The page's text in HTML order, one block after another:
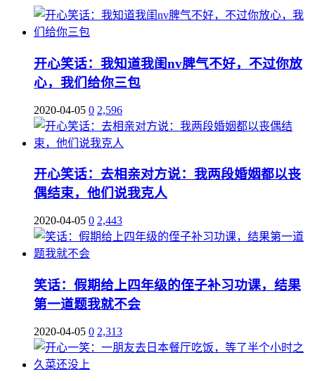
开心笑话：我知道我闺nv脾气不好，不过你放
心，我们给你三包
2020-04-05 0 2,596
开心笑话：去相亲对方说：我两段婚姻都以丧
偶结束，他们说我克人
2020-04-05 0 2,443
笑话：假期给上四年级的侄子补习功课，结果
第一道题我就不会
2020-04-05 0 2,313